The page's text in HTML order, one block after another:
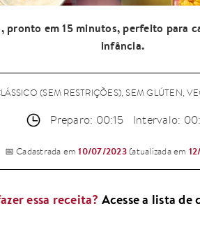
pronto em 15 minutos, perfeito para
infância.
(SEM RESTRIÇÕES), SEM GLÚTEN,
Preparo: 00:15 Intervalo:
📅 Cadastrada em10/07/2023(atualizada em
essa receita? Acesse a lista de